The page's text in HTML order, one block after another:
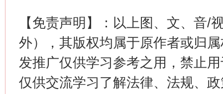
【免责声明】：以上图、文、音/
外），其版权均属于原作者或归
发推广仅供学习参考之用，禁止
仅供交流学习了解法律、法规、
这是一记警钟！ 谢